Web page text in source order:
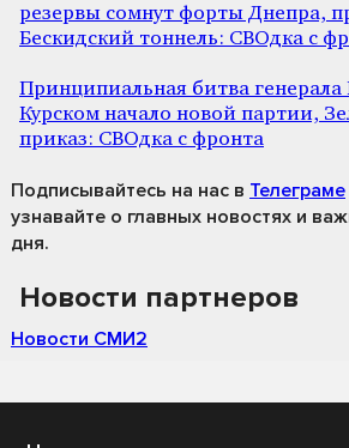
резервы сомнут форты Днепра,
Бескидский тоннель: СВОдка с
Принципиальная битва
Курском начало новой партии,
приказ: СВОдка с фронта
Подписывайтесь на нас в Телеграме
узнавайте о главных новостях и
дня.
Новости партнеров
Новости СМИ2